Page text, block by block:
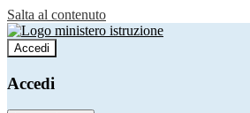
Salta al contenuto
Accedi
Accedi